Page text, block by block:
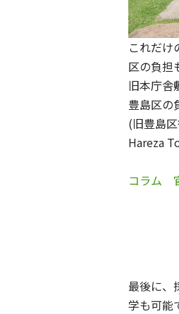
これだけ
区の負担
旧本庁舎
豊島区の
(旧豊島
Hareza
コラム
最後に、
学も可能